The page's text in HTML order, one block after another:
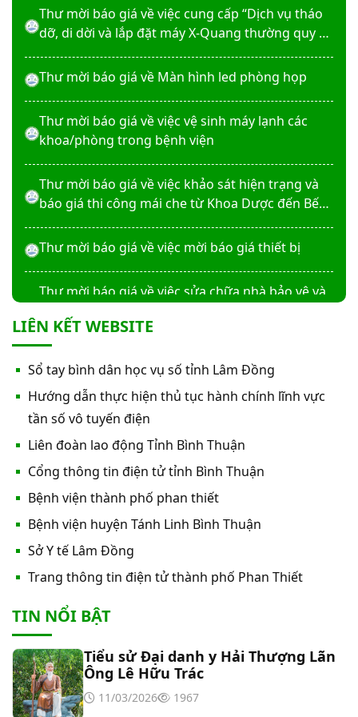
Thư mời báo giá về Màn hình led phòng họp
Thư mời báo giá về việc vệ sinh máy lạnh các
khoa/phòng trong bệnh viện
Thư mời báo giá về việc khảo sát hiện trạng và
báo giá thi công mái che từ Khoa Dược đến Bếp
ăn từ thiện của Bệnh viện
Thư mời báo giá về việc mời báo giá thiết bị
Thư mời báo giá về việc sửa chữa nhà bảo vệ và
cổng số 2
Thư mời báo giá sửa chữa máy nước nóng tấm
phẵng
Thư mời báo giá về việc In bìa hồ sơ bệnh án, Sổ
y bạ năm 2026
Thư mời báo giá về việc cung cấp dịch vụ “Bảo
hiểm cháy, nổ bắt buộc năm 2026"
Thư mời báo giá về việc cung cấp hàng hóa
“Bóng đèn đo quang phổ máy xét nghiệm sinh
hóa Erba XL-200 (LAMP-ASSY)
Thư mời báo giá về việc cung cấp “Dịch vụ tháo
dỡ, di dời và lắp đặt máy X-Quang thường quy và
kỹ thuật số”
Thư mời báo giá về Màn hình led phòng họp
Thư mời báo giá về việc vệ sinh máy lạnh các
khoa/phòng trong bệnh viện
LIÊN KẾT WEBSITE
Sổ tay bình dân học vụ số tỉnh Lâm Đồng
Hướng dẫn thực hiện thủ tục hành chính lĩnh vực
tần số vô tuyến điện
Liên đoàn lao động Tỉnh Bình Thuận
Cổng thông tin điện tử tỉnh Bình Thuận
Bệnh viện thành phố phan thiết
Bệnh viện huyện Tánh Linh Bình Thuận
Sở Y tế Lâm Đồng
Trang thông tin điện tử thành phố Phan Thiết
TIN NỔI BẬT
Tiểu sử Đại danh y Hải Thượng Lãn
Ông Lê Hữu Trác
11/03/2026 1967